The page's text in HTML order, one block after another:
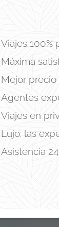
Viajes 100%
Máxima
Mejor precio
Agentes
Viajes en
Lujo: las
Asistencia